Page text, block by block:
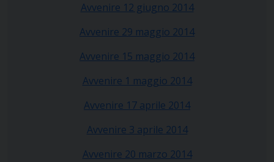
Avvenire 12 giugno 2014
Avvenire 29 maggio 2014
Avvenire 15 maggio 2014
Avvenire 1 maggio 2014
Avvenire 17 aprile 2014
Avvenire 3 aprile 2014
Avvenire 20 marzo 2014